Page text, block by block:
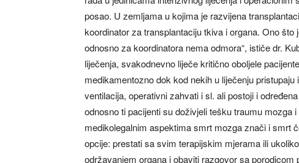
posao. U zemljama u kojima je razvijena
koordinator za transplantaciju tkiva i organa. Ono
odnosno za koordinatora nema odmora“, ističe dr.
liječenja, svakodnevno liječe kritično oboljele
medikamentozno dok kod nekih u liječenju
ventilacija, operativni zahvati i sl. ali postoji i
odnosno ti pacijenti su doživjeli tešku traumu mozga
medikolegalnim aspektima smrt mozga znači i smrt
opcije: prestati sa svim terapijskim mjerama ili
održavanjem organa i obaviti razgovor sa